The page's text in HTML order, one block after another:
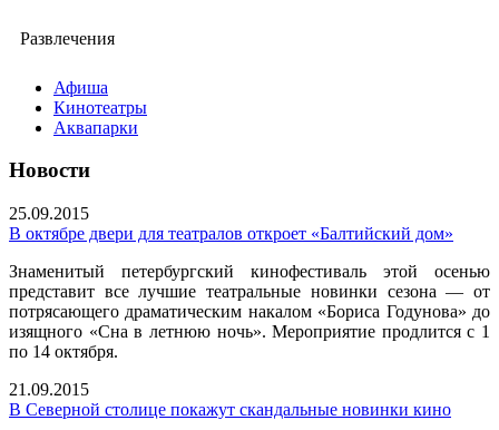
Развлечения
Афиша
Кинотеатры
Аквапарки
Новости
25.09.2015
В октябре двери для театралов откроет «Балтийский дом»
Знаменитый петербургский кинофестиваль этой осенью
представит все лучшие театральные новинки сезона — от
потрясающего драматическим накалом «Бориса Годунова» до
изящного «Сна в летнюю ночь». Мероприятие продлится с 1
по 14 октября.
21.09.2015
В Северной столице покажут скандальные новинки кино